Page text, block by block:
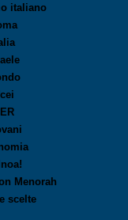
italiano
Menorah
scelte